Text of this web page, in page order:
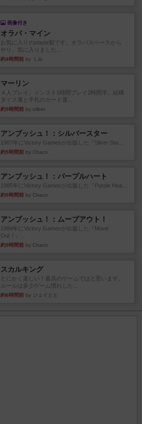
画像付き
オラパ・マイン
お気に入りのplayte製です。オラパスペースから
やり、気に入りました...
約4時間前 by くみ
マーリン
４人プレイ。インスト1時間プレイ2時間半。結構
ダイス運と手札のカード運...
約5時間前 by oliber
アンブッシュ！：シルバースター
1987年にVictory Gamesが出版した『Silver Sta...
約5時間前 by Chaco
アンブッシュ！：パープルハート
1985年にVictory Gamesが出版した『Purple Hea...
約5時間前 by Chaco
アンブッシュ！：ムーブアウト！
1984年にVictory Gamesが出版した『Move
Out！』...
約5時間前 by Chaco
スカルキング
とにかく楽しい！最高のゲームではと思います。
ルールは多少ゲーム慣れした...
約6時間前 by ジェイとと